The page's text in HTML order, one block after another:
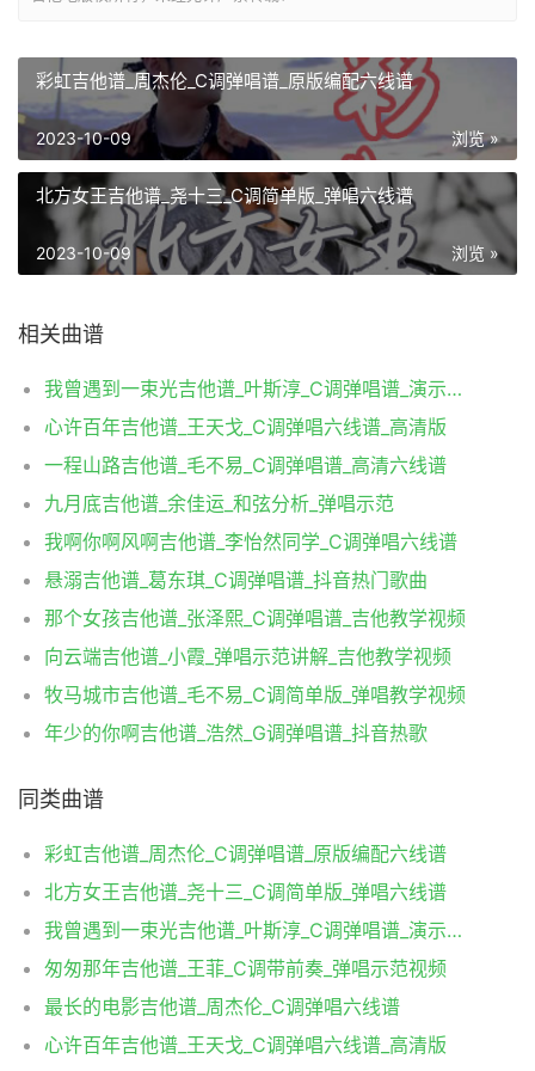
彩虹吉他谱_周杰伦_C调弹唱谱_原版编配六线谱
浏览 »
2023-10-09
北方女王吉他谱_尧十三_C调简单版_弹唱六线谱
浏览 »
2023-10-09
相关曲谱
我曾遇到一束光吉他谱_叶斯淳_C调弹唱谱_演示视频
心许百年吉他谱_王天戈_C调弹唱六线谱_高清版
一程山路吉他谱_毛不易_C调弹唱谱_高清六线谱
九月底吉他谱_余佳运_和弦分析_弹唱示范
我啊你啊风啊吉他谱_李怡然同学_C调弹唱六线谱
悬溺吉他谱_葛东琪_C调弹唱谱_抖音热门歌曲
那个女孩吉他谱_张泽熙_C调弹唱谱_吉他教学视频
向云端吉他谱_小霞_弹唱示范讲解_吉他教学视频
牧马城市吉他谱_毛不易_C调简单版_弹唱教学视频
年少的你啊吉他谱_浩然_G调弹唱谱_抖音热歌
同类曲谱
彩虹吉他谱_周杰伦_C调弹唱谱_原版编配六线谱
北方女王吉他谱_尧十三_C调简单版_弹唱六线谱
我曾遇到一束光吉他谱_叶斯淳_C调弹唱谱_演示视频
匆匆那年吉他谱_王菲_C调带前奏_弹唱示范视频
最长的电影吉他谱_周杰伦_C调弹唱六线谱
心许百年吉他谱_王天戈_C调弹唱六线谱_高清版